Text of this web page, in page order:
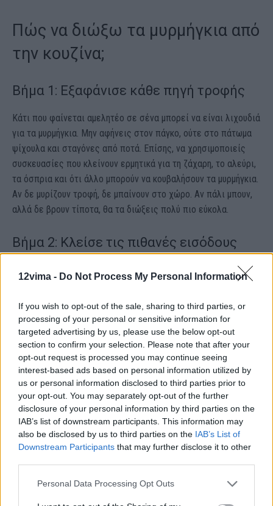
12vima - Do Not Process My Personal Information
If you wish to opt-out of the sale, sharing to third parties, or
processing of your personal or sensitive information for
targeted advertising by us, please use the below opt-out
section to confirm your selection. Please note that after your
opt-out request is processed you may continue seeing
interest-based ads based on personal information utilized by
us or personal information disclosed to third parties prior to
your opt-out. You may separately opt-out of the further
disclosure of your personal information by third parties on the
IAB’s list of downstream participants. This information may
also be disclosed by us to third parties on the IAB’s List of
Downstream Participants that may further disclose it to other
Personal Data Processing Opt Outs
Πώς να διώξω τα μυρμήγκια από
την κουζίνα;
Βήμα 1: Εξαφάνισε κάθε πηγή τροφής
Κάτι που φαίνεται αμελητέο σε σένα μπορεί να είναι λιχουδιά
για τα μυρμήγκια. Μην αφήνεις στον πάγκο, ούτε στο πάτωμα
ψίχουλα και σταγόνες από ποτά. Επίσης, να χρησιμοποιείς
συσκευασίες που κλείνουν ερμητικά για τη ζάχαρη, το αλεύρι,
τα όσπρια και ότι άλλο μπορούν να κουβαλήσουν τα μυρμήγκια.
Αν δε μυρίζουν τροφή, δε μπαίνουν στο χώρο. Αν πάλι μπουν,
αλλά δε βρουν τίποτα, θα τα διώξεις πολύ πιο εύκολα.
Βήμα 2: Κλείσε τις πιθανές εισόδους
Όπως αναφέραμε παραπάνω, είναι πολύ σημαντικό να βρεις
από πού μπαίνουν τα μυρμήγκια στο χώρο και να κλείσεις τις
τρύπες. Μια πρόχειρη λύση για να κλείσεις μια μικρή τρύπα, ή
ρωγμή, είναι με πλαστελίνη. Καλό είναι να τοποθετήσεις μέσα
στην τρύπα λίγη σκόνη κανέλας, ή φρέσκα φύλλα δυόσμου, ή
μέντας, προτού την κλείσεις. Αυτό θα βοηθήσει στο να
απωθούνται ακόμα περισσότερο τα μυρμήγκια και να μην
προσπαθούν να ανοίξουν ξανά την τρύπα. Ωστόσο, μια πιο
μόνιμη λύση είναι το στοκάρισμα, ή η χρήση κόλλας με
σιλικόνη.
Βήμα 3: Απολύμανε τις επιφάνειες
Βάλε στο πρόγραμμα σου τον καθαρισμό του πάγκου και των
επιφανειών της κουζίνας με νερό και ξύδι, ή λεμόνι. Εκτός του